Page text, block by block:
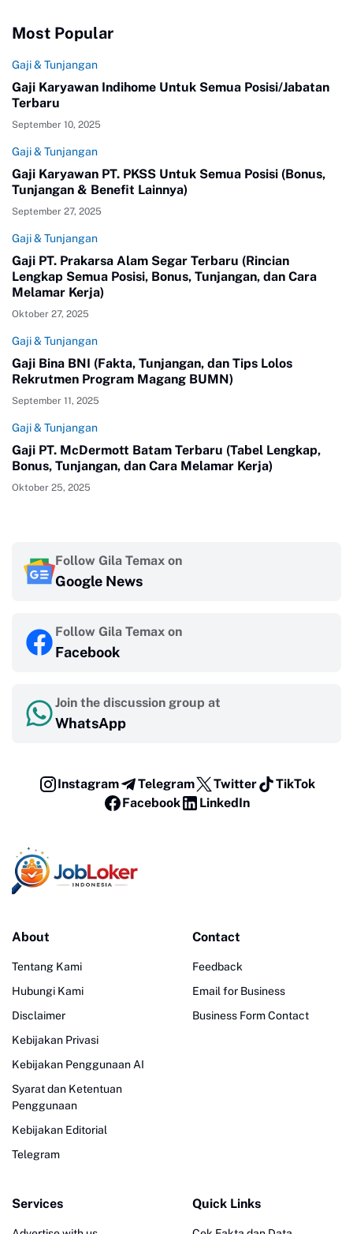
Most Popular
Gaji & Tunjangan
Gaji Karyawan Indihome Untuk Semua Posisi/Jabatan
Terbaru
September 10, 2025
Gaji & Tunjangan
Gaji Karyawan PT. PKSS Untuk Semua Posisi (Bonus,
Tunjangan & Benefit Lainnya)
September 27, 2025
Gaji & Tunjangan
Gaji PT. Prakarsa Alam Segar Terbaru (Rincian
Lengkap Semua Posisi, Bonus, Tunjangan, dan Cara
Melamar Kerja)
Oktober 27, 2025
Gaji & Tunjangan
Gaji Bina BNI (Fakta, Tunjangan, dan Tips Lolos
Rekrutmen Program Magang BUMN)
September 11, 2025
Gaji & Tunjangan
Gaji PT. McDermott Batam Terbaru (Tabel Lengkap,
Bonus, Tunjangan, dan Cara Melamar Kerja)
Oktober 25, 2025
Follow Gila Temax on
Google News
Follow Gila Temax on
Facebook
Join the discussion group at
WhatsApp
Instagram Telegram Twitter
TikTok
Facebook
LinkedIn
About
Tentang Kami
Hubungi Kami
Disclaimer
Kebijakan Privasi
Kebijakan Penggunaan AI
Syarat dan Ketentuan
Penggunaan
Kebijakan Editorial
Telegram
Contact
Feedback
Email for Business
Business Form Contact
Services Quick Links